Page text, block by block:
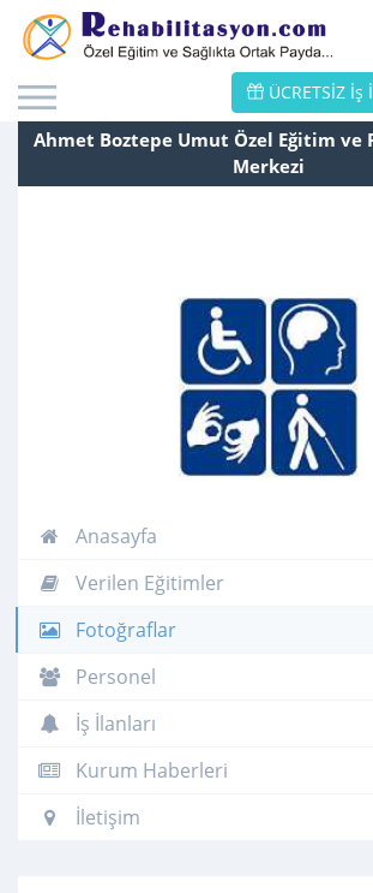
ÜCRETSİZ İş
Ahmet Boztepe Umut Özel Eğitim ve
Merkezi
Anasayfa
Verilen Eğitimler
Fotoğraflar
Personel
İş İlanları
Kurum Haberleri
İletişim